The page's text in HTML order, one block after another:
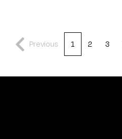
Previous 1 2 3